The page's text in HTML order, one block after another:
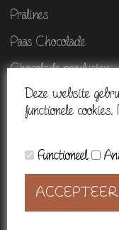
Pralines
Paas Chocolade
Chocolade producten
Chocolade geschenken
Kerstmis & nieuwjaar
© 2026. Alle rechten
Deze website
functionele
Functioneel